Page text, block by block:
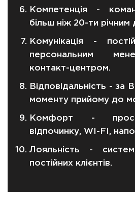
Компетенція -
більш ніж 20-ти річним
Комунікація -
персональним
контакт-центром.
Відповідальність - за
моменту прийому до
Комфорт -
відпочинку, WI-FI,
Лояльність -
постійних клієнтів.